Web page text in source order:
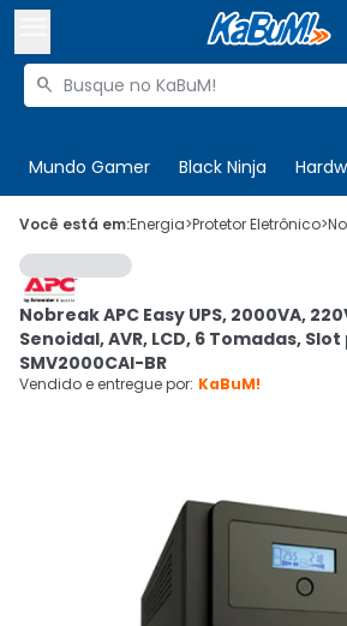
Buscar produtos

Mundo Gamer Black Ninja
 Olá. Acesse sua conta
 Departamentos
Cupons
Mais Vendidos
CADASTRE-SE
Você está em:Energia>Protetor Eletrônico>
Nobreak APC Easy UPS, 2000VA,
Senoidal, AVR, LCD, 6 Tomadas,
SMV2000CAI-BR
Vendido e entregue por: KaBuM!